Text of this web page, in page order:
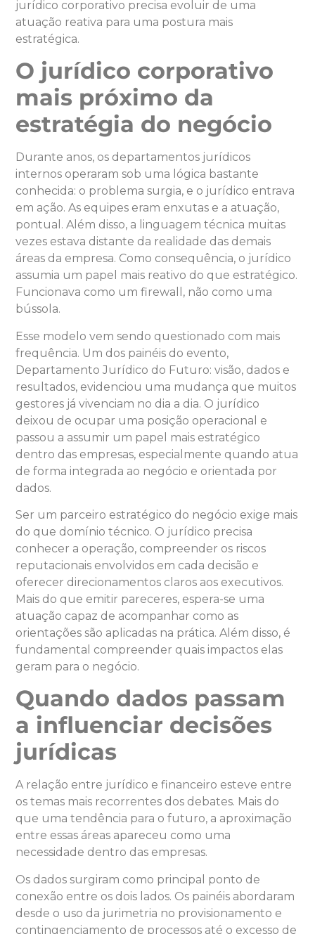
jurídico corporativo precisa evoluir de uma
atuação reativa para uma postura mais
estratégica.
O jurídico corporativo
mais próximo da
estratégia do negócio
Durante anos, os departamentos jurídicos
internos operaram sob uma lógica bastante
conhecida: o problema surgia, e o jurídico entrava
em ação. As equipes eram enxutas e a atuação,
pontual. Além disso, a linguagem técnica muitas
vezes estava distante da realidade das demais
áreas da empresa. Como consequência, o jurídico
assumia um papel mais reativo do que estratégico.
Funcionava como um firewall, não como uma
bússola.
Esse modelo vem sendo questionado com mais
frequência. Um dos painéis do evento,
Departamento Jurídico do Futuro: visão, dados e
resultados, evidenciou uma mudança que muitos
gestores já vivenciam no dia a dia. O jurídico
deixou de ocupar uma posição operacional e
passou a assumir um papel mais estratégico
dentro das empresas, especialmente quando atua
de forma integrada ao negócio e orientada por
dados.
Ser um parceiro estratégico do negócio exige mais
do que domínio técnico. O jurídico precisa
conhecer a operação, compreender os riscos
reputacionais envolvidos em cada decisão e
oferecer direcionamentos claros aos executivos.
Mais do que emitir pareceres, espera-se uma
atuação capaz de acompanhar como as
orientações são aplicadas na prática. Além disso, é
fundamental compreender quais impactos elas
geram para o negócio.
Quando dados passam
a influenciar decisões
jurídicas
A relação entre jurídico e financeiro esteve entre
os temas mais recorrentes dos debates. Mais do
que uma tendência para o futuro, a aproximação
entre essas áreas apareceu como uma
necessidade dentro das empresas.
Os dados surgiram como principal ponto de
conexão entre os dois lados. Os painéis abordaram
desde o uso da jurimetria no provisionamento e
contingenciamento de processos até o excesso de